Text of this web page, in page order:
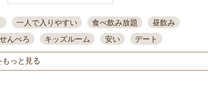
一人で入りやすい 食べ飲み放題
昼飲み
せんべろ キッズルーム 安い
デート
日 大人数
インスタ映え 座敷席 記念日 泡盛
喫煙可
もっと見る